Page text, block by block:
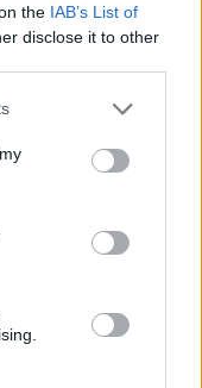
the IAB’s List of
disclose it to other